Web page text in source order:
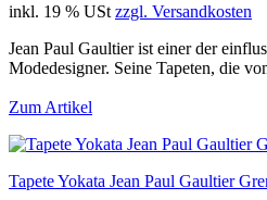
inkl. 19 % USt zzgl. Versandkosten
Jean Paul Gaultier ist einer der
Modedesigner. Seine Tapeten, die
Zum Artikel
Tapete Yokata Jean Paul Gaultier